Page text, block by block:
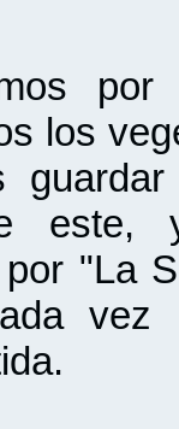
por
los
este,
"La
vez